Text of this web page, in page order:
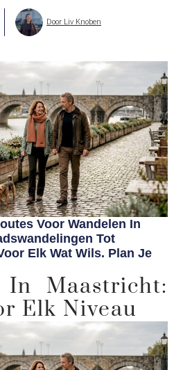
Door Liv Knoben
Voor Wandelen In
Tot
Elk Wat Wils. Plan Je
In Maastricht:
Elk Niveau